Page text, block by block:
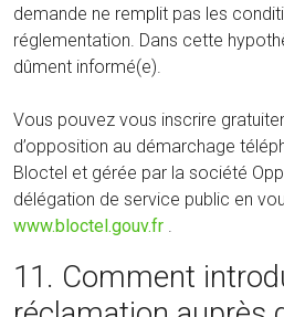
demande ne remplit pas les
réglementation. Dans cette
dûment informé(e).
Vous pouvez vous inscrire
d’opposition au démarchage
Bloctel et gérée par la société
délégation de service public en
www.bloctel.gouv.fr .
11. Comment